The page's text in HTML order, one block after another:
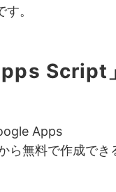
。
Script
Apps
ら無料で作成でき